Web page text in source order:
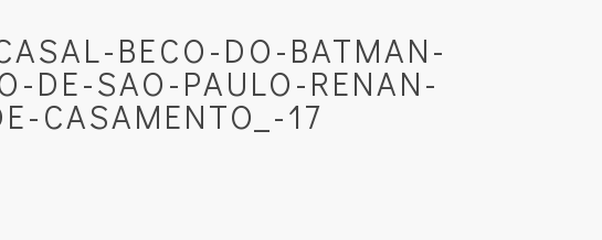
BECO-DO-BATMAN-
DE-SAO-PAULO-RENAN-
CASAMENTO_-17